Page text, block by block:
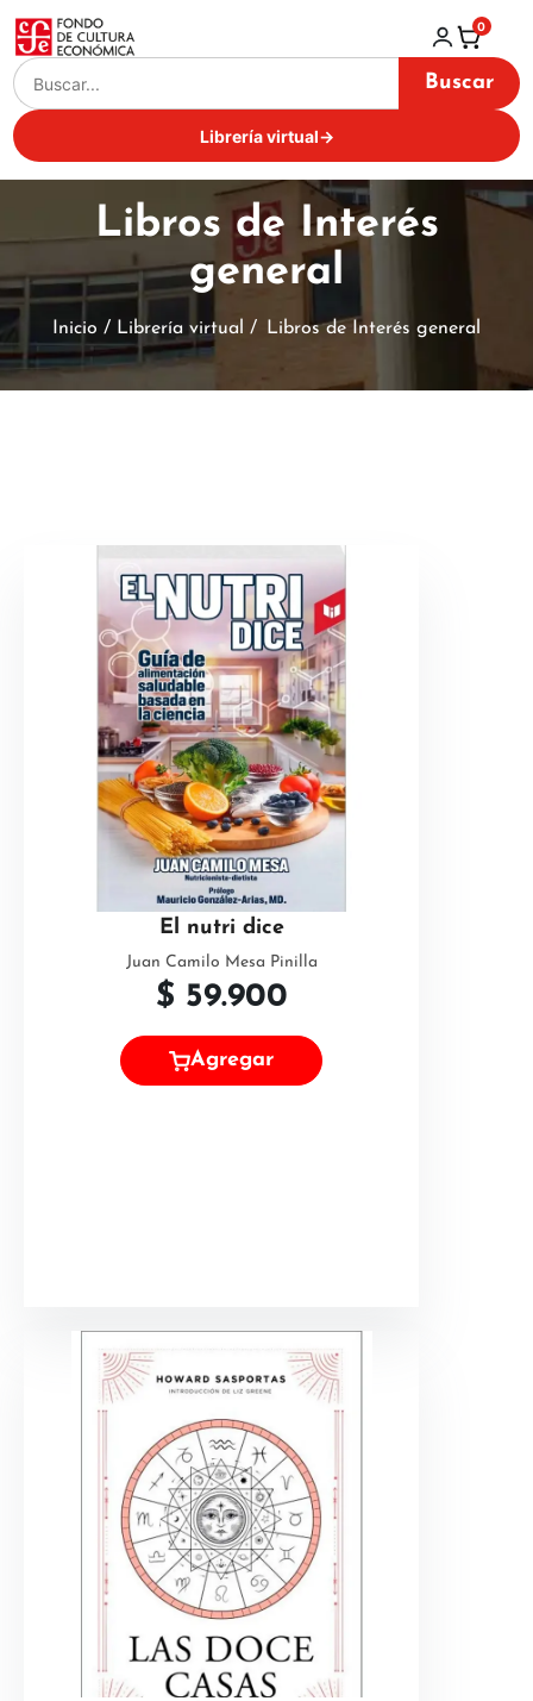
Buscar
Librería virtual→
0
Libros de Interés
general
Inicio / Librería virtual / Libros de Interés general
El nutri dice
Juan Camilo Mesa Pinilla
$ 59.900
Agregar